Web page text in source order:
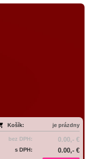
Košík: je prázdny
bez DPH: 0.00,- €
s DPH: 0.00,- €